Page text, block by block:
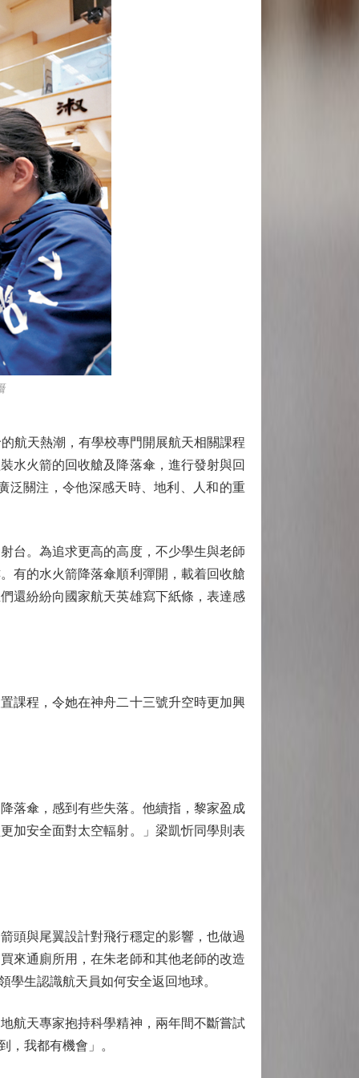
天熱潮，有學校專門開展航天相關課程
水火箭的回收艙及降落傘，進行發射與回
泛關注，令他深感天時、地利、人和的重
。為追求更高的高度，不少學生與老師
有的水火箭降落傘順利彈開，載着回收艙
還紛紛向國家航天英雄寫下紙條，表達感
程，令她在神舟二十三號升空時更加興
傘，感到有些失落。他續指，黎家盈成
加安全面對太空輻射。」梁凱忻同學則表
與尾翼設計對飛行穩定的影響，也做過
來通廁所用，在朱老師和其他老師的改造
生認識航天員如何安全返回地球。
天專家抱持科學精神，兩年間不斷嘗試
，我都有機會」。